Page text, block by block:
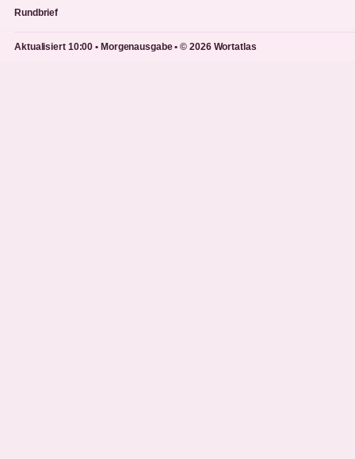
Rundbrief
Aktualisiert 10:00 • Morgenausgabe • © 2026 Wortatlas